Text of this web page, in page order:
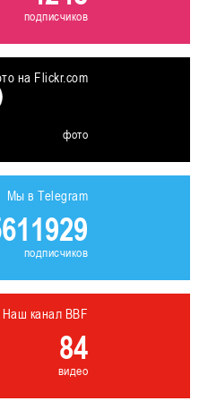
подписчиков
на Flickr.com
фото
Мы в Telegram
подписчиков
Наш канал BBF
84
видео